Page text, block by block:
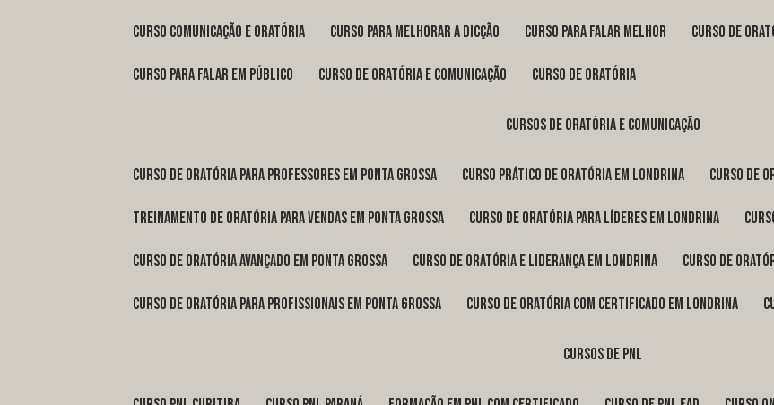
curso comunicação e oratória curso para melhorar a dicção curso para falar melhor curso de
curso para falar em público curso de oratória e comunicação curso de oratória
cursos de oratória e comunicação
curso de oratória para professores em Ponta Grossa curso prático de oratória em Londrina curso de
treinamento de oratória para vendas em Ponta Grossa curso de oratória para líderes em Londrina
curso de oratória avançado em Ponta Grossa curso de oratória e liderança em Londrina curso de
curso de oratória para profissionais em Ponta Grossa curso de oratória com certificado em Londrina
cursos de pnl